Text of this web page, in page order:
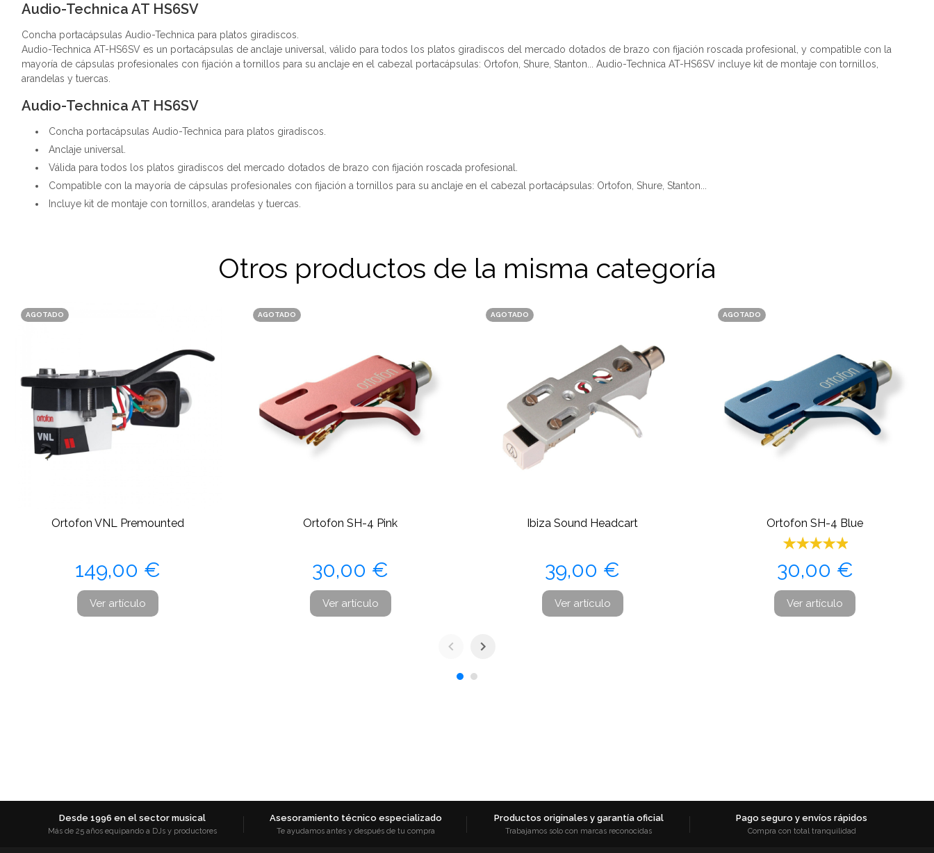
Audio-Technica AT HS6SV
Concha portacápsulas Audio-Technica para platos giradiscos.
Audio-Technica AT-HS6SV es un portacápsulas de anclaje universal, válido para todos los platos giradiscos del mercado dotados de brazo con fijación roscada profesional, y compatible con la
mayoría de cápsulas profesionales con fijación a tornillos para su anclaje en el cabezal portacápsulas: Ortofon, Shure, Stanton... Audio-Technica AT-HS6SV incluye kit de montaje con tornillos,
arandelas y tuercas.
Audio-Technica AT HS6SV
Concha portacápsulas Audio-Technica para platos giradiscos.
Anclaje universal.
Válida para todos los platos giradiscos del mercado dotados de brazo con fijación roscada profesional.
Compatible con la mayoría de cápsulas profesionales con fijación a tornillos para su anclaje en el cabezal portacápsulas: Ortofon, Shure, Stanton...
Incluye kit de montaje con tornillos, arandelas y tuercas.
Otros productos de la misma categoría
AGOTADO
Ortofon VNL Premounted
Precio
149,00 €
Ver artículo
AGOTADO
Ortofon SH-4 Pink
Precio
30,00 €
Ver artículo
AGOTADO
Ibiza Sound Headcart
Precio
39,00 €
Ver artículo
AGOTADO
Ortofon SH-4 Blue
Precio
30,00 €
Ver artículo
Desde 1996 en el sector musical
Más de 25 años equipando a DJs y productores
Asesoramiento técnico especializado
Te ayudamos antes y después de tu compra
Productos originales y garantía oficial
Trabajamos solo con marcas reconocidas
Pago seguro y envíos rápidos
Compra con total tranquilidad